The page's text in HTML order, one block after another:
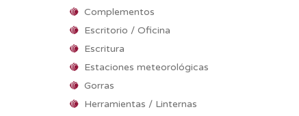
Complementos
Escritorio / Oficina
Escritura
Estaciones meteorológicas
Gorras
Herramientas / Linternas